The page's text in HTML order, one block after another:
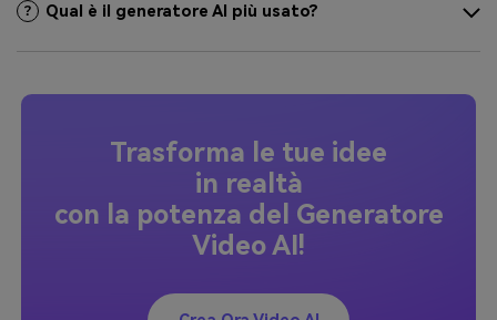
Qual è il generatore AI più usato?
Trasforma le tue idee
in realtà
con la potenza del Generatore
Video AI!